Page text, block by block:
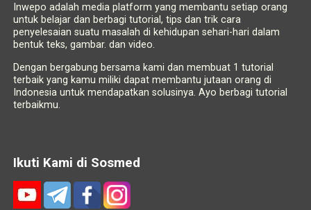
Inwepo adalah media platform yang membantu setiap orang
untuk belajar dan berbagi tutorial, tips dan trik cara
penyelesaian suatu masalah di kehidupan sehari-hari dalam
bentuk teks, gambar. dan video.
Dengan bergabung bersama kami dan membuat 1 tutorial
terbaik yang kamu miliki dapat membantu jutaan orang di
Indonesia untuk mendapatkan solusinya. Ayo berbagi tutorial
terbaikmu.
Ikuti Kami di Sosmed